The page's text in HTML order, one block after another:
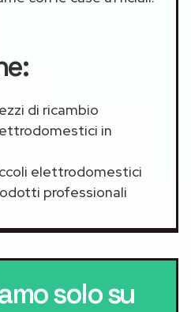
di ricambio
in
elettrodomestici
professionali
solo su